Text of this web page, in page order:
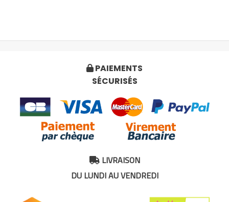
 PAIEMENTS
SÉCURISÉS
LIVRAISON
DU LUNDI AU VENDREDI